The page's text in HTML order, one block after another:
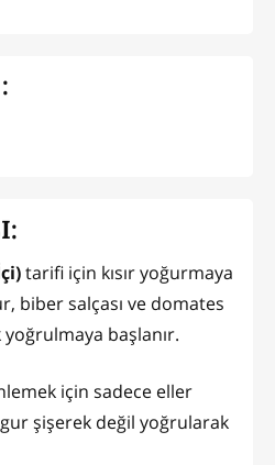
tarifi için kısır yoğurmaya
biber salçası ve domates
yoğrulmaya başlanır.
için sadece eller
şişerek değil yoğrularak